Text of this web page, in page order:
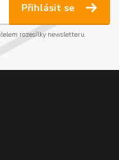
Přihlásit se
rozesílky newsletteru.